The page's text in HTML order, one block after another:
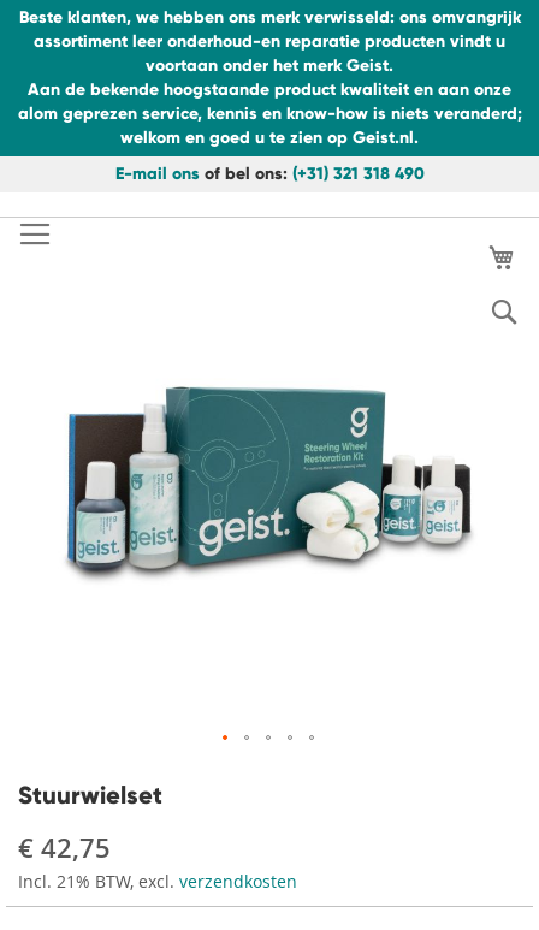
Beste klanten, we hebben ons merk verwisseld: ons omvangrijk
assortiment leer onderhoud-en reparatie producten vindt u
voortaan onder het merk Geist.
Aan de bekende hoogstaande product kwaliteit en aan onze
alom geprezen service, kennis en know-how is niets veranderd;
welkom en goed u te zien op Geist.nl.
E-mail onsof bel ons: (+31) 321 318 490
naar
de
Ga
naar
naar
begin
van
de
afbeeldingen-
Stuurwielset
€ 42,75
Incl. 21% BTW, excl. verzendkosten